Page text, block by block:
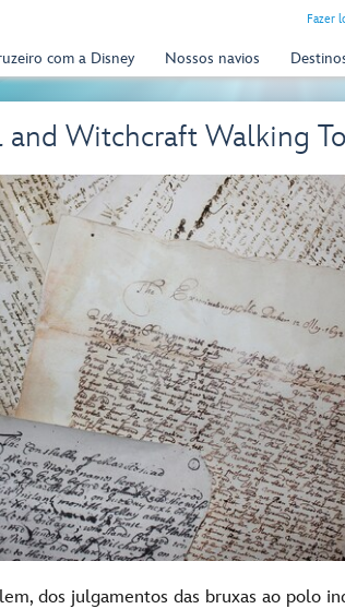
Fazer
com a Disney Nossos navios
and Witchcraft Walking
dos julgamentos das bruxas ao polo